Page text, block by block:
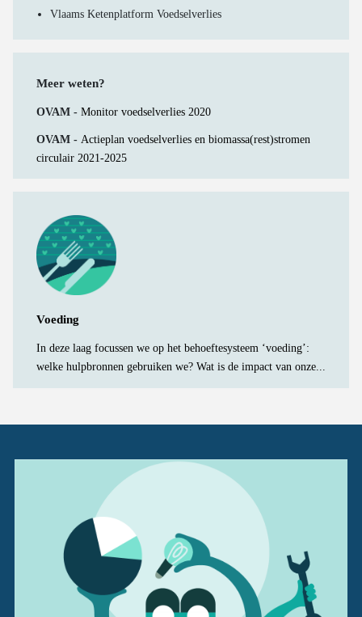
Vlaams Ketenplatform Voedselverlies
Meer weten?
OVAM - Monitor voedselverlies 2020
OVAM - Actieplan voedselverlies en biomassa(rest)stromen
circulair 2021-2025
Voeding
In deze laag focussen we op het behoeftesysteem ‘voeding’:
welke hulpbronnen gebruiken we? Wat is de impact van onze...